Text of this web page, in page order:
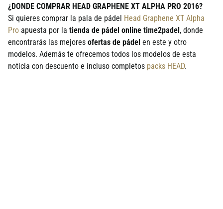
¿DONDE COMPRAR HEAD GRAPHENE XT ALPHA PRO 2016?
Si quieres comprar la pala de pádel Head Graphene XT Alpha
Pro apuesta por la tienda de pádel online time2padel, donde
encontrarás las mejores ofertas de pádel en este y otro
modelos. Además te ofrecemos todos los modelos de esta
noticia con descuento e incluso completos packs HEAD.